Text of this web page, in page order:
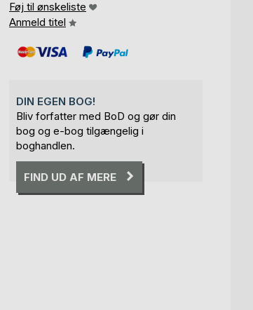
Føj til ønskeliste
Anmeld titel
DIN EGEN BOG!
Bliv forfatter med BoD og gør din
bog og e-bog tilgængelig i
boghandlen.
FIND UD AF MERE